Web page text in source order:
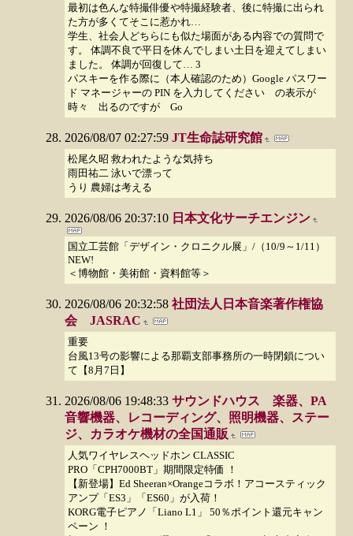
最初は色んな特撮俳優や特撮経験者、後に特撮に出られ
た方が多くてそこに惹かれ…
学生、社会人どちらにも似た場面がある内容での質問で
す。 体調不良で平日を休んでしまい土日を迎えてしまい
ました。 体調が回復して… 3
パスキーを作る際に（本人確認のため）Google パスワー
ド マネージャーの PIN を入力してください の表示が
時々 出るのですが Go
2026/08/07 02:27:59 JT生命誌研究館
松尾久昭 救われたような気持ち
雨田祐二 泳いで漂って
うり 農婦は考える
2026/08/06 20:37:10 日本文化サーチエンジン
国立工芸館「デザイン・クロニクル展」/（10/9～1/11）
NEW!
＜博物館・美術館・資料館等＞
2026/08/06 20:32:58 社団法人日本音楽著作権協
会 JASRAC
重要
台風13号の影響による那覇支部事務所の一時閉鎖につい
て【8月7日】
2026/08/06 19:48:33 サウンドハウス 楽器、PA
音響機器、レコーディング、照明機器、ステー
ジ、カラオケ機材の全国通販
人気ワイヤレスヘッドホン CLASSIC
PRO「CPH7000BT」期間限定特価 ！
【新登場】Ed Sheeran×Orangeコラボ！アコースティック
アンプ「ES3」「ES60」が入荷！
KORG電子ピアノ「Liano L1」 50％ポイント還元キャン
ペーン ！